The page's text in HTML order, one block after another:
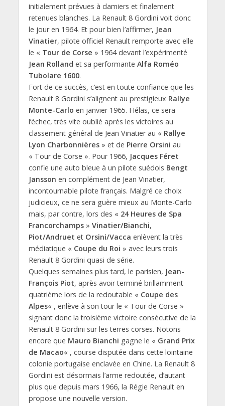
initialement prévues à damiers et finalement
retenues blanches. La Renault 8 Gordini voit donc
le jour en 1964. Et pour bien l’affirmer, Jean
Vinatier, pilote officiel Renault remporte avec elle
le « Tour de Corse » 1964 devant l’expérimenté
Jean Rolland et sa performante Alfa Roméo
Tubolare 1600.
Fort de ce succès, c’est en toute confiance que les
Renault 8 Gordini s’alignent au prestigieux Rallye
Monte-Carlo en janvier 1965. Hélas, ce sera
l’échec, très vite oublié après les victoires au
classement général de Jean Vinatier au « Rallye
Lyon Charbonnières» et de Pierre Orsini au
« Tour de Corse ». Pour 1966, Jacques Féret
confie une auto bleue à un pilote suédois Bengt
Jansson en complément de Jean Vinatier,
incontournable pilote français. Malgré ce choix
judicieux, ce ne sera guère mieux au Monte-Carlo
mais, par contre, lors des « 24 Heures de Spa
Francorchamps» Vinatier/Bianchi,
Piot/Andruet et Orsini/Vacca enlèvent la très
médiatique « Coupe du Roi » avec leurs trois
Renault 8 Gordini quasi de série.
Quelques semaines plus tard, le parisien, Jean-
François Piot, après avoir terminé brillamment
quatrième lors de la redoutable « Coupe des
Alpes« , enlève à son tour le « Tour de Corse »
signant donc la troisième victoire consécutive de la
Renault 8 Gordini sur les terres corses. Notons
encore que Mauro Bianchi gagne le « Grand Prix
de Macao« , course disputée dans cette lointaine
colonie portugaise enclavée en Chine. La Renault 8
Gordini est désormais l’arme redoutée, d’autant
plus que depuis mars 1966, la Régie Renault en
propose une nouvelle version.